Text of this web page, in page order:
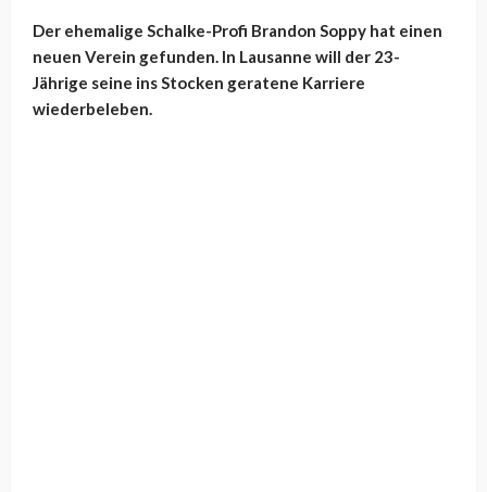
Der ehemalige Schalke-Profi Brandon Soppy hat einen
neuen Verein gefunden. In Lausanne will der 23-
Jährige seine ins Stocken geratene Karriere
wiederbeleben.